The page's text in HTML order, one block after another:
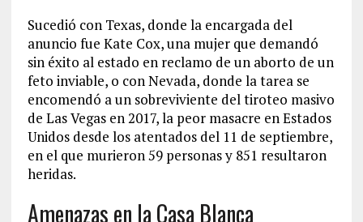
Sucedió con Texas, donde la encargada del
anuncio fue Kate Cox, una mujer que demandó
sin éxito al estado en reclamo de un aborto de un
feto inviable, o con Nevada, donde la tarea se
encomendó a un sobreviviente del tiroteo masivo
de Las Vegas en 2017, la peor masacre en Estados
Unidos desde los atentados del 11 de septiembre,
en el que murieron 59 personas y 851 resultaron
heridas.
Amenazas en la Casa Blanca